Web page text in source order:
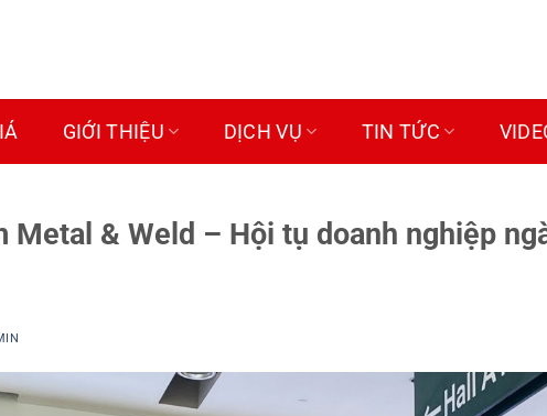
GIỚI THIỆU DỊCH VỤ TIN TỨC
Metal & Weld – Hội tụ doanh nghiệp